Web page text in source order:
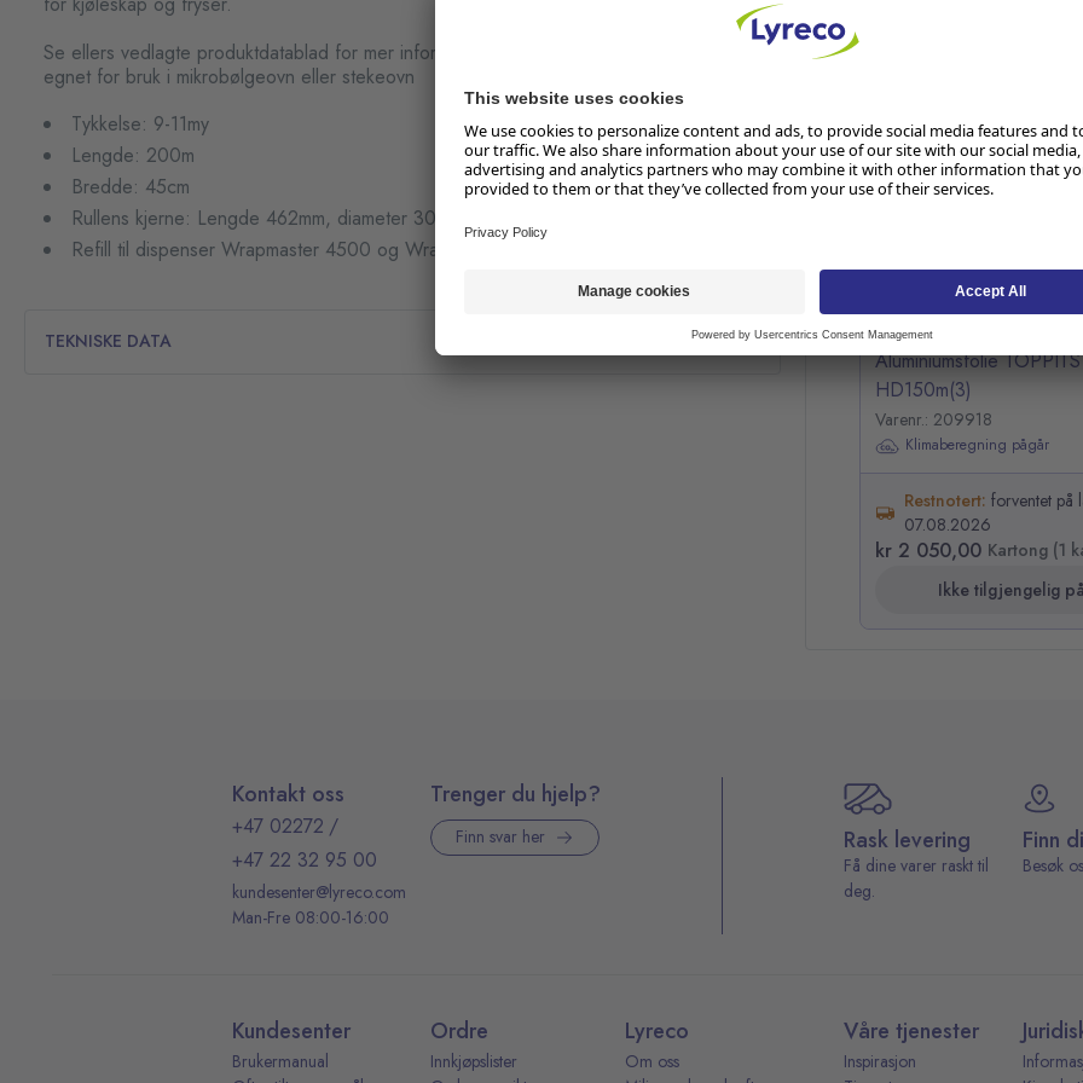
Se ellers vedlagte produktdatablad for mer informasjon om temperaturområder. Ikke
egnet for bruk i mikrobølgeovn eller stekeovn
Tykkelse: 9-11my
Lengde: 200m
Bredde: 45cm
Rullens kjerne: Lengde 462mm, diameter 30mm, tykkelse 3mm
Refill til dispenser Wrapmaster 4500 og Wrapmaster Duo
TEKNISKE DATA
RELATERTE PRODUKTER
Aluminiumsfolie
HD150m(3)
Varenr.: 209918
Klimaberegning pågår
Restnotert: forventet på
07.08.2026
kr 2 050,00 Kartong (1
Ikke tilgjengelig
Kontakt oss
+47 02272 /
+47 22 32 95 00
kundesenter@lyreco.com
Man-Fre 08:00-16:00
Trenger du hjelp?
Finn svar her Rask levering
Få dine varer raskt til
deg.
Finn
Besøk
Kundesenter
Brukermanual
Ordre
Innkjøpslister
Lyreco
Om oss
Våre tjenester
Inspirasjon